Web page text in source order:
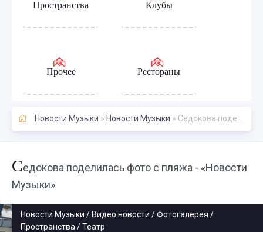
Пространства Клубы
Прочее Рестораны
Новости Музыки » Новости Музыки » Седокова поделилась фото с пляжа - «Новости Музыки»
Седокова поделилась фото с пляжа - «Новости
Музыки»
Новости Музыки / Видео новости / Фотогалерея /
Пространства / Театр